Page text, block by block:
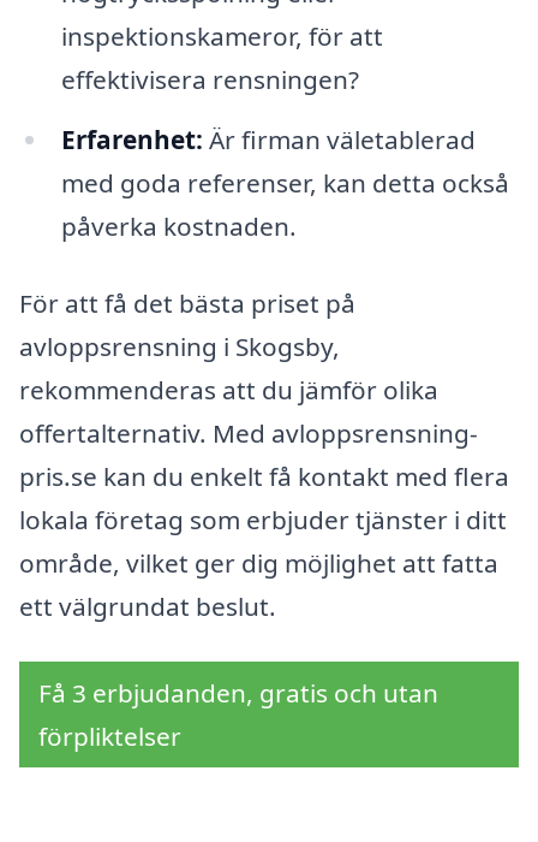
inspektionskameror, för att
effektivisera rensningen?
Erfarenhet: Är firman väletablerad
med goda referenser, kan detta också
påverka kostnaden.
För att få det bästa priset på
avloppsrensning i Skogsby,
rekommenderas att du jämför olika
offertalternativ. Med avloppsrensning-
pris.se kan du enkelt få kontakt med flera
lokala företag som erbjuder tjänster i ditt
område, vilket ger dig möjlighet att fatta
ett välgrundat beslut.
Få 3 erbjudanden, gratis och utan
förpliktelser